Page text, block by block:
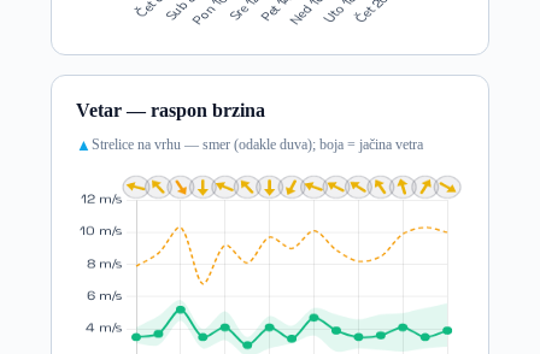
Vetar — raspon brzina
▲ Strelice na vrhu — smer (odakle duva); boja = jačina vetra